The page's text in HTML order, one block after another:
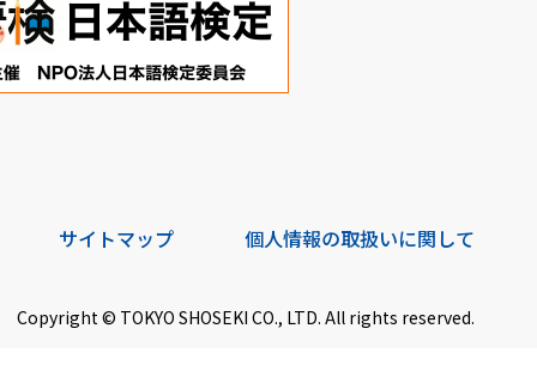
サイトマップ 個人情報の取扱いに関して
Copyright © TOKYO SHOSEKI CO., LTD. All rights reserved.